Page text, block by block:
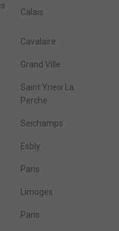
Calais
Cavalaire
Grand Ville
Saint Yrieix La
Perche
Seichamps
Esbly
Paris
Limoges
Paris